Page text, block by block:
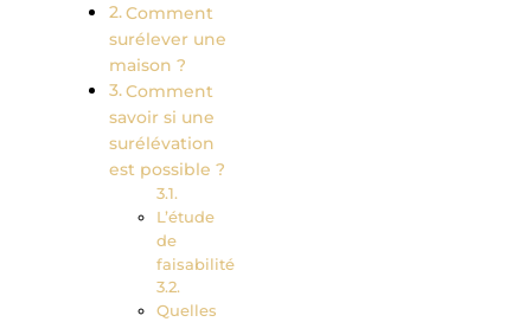
Comment
surélever une
maison ?
Comment
savoir si une
surélévation
est possible ?
L’étude
de
faisabilité
Quelles